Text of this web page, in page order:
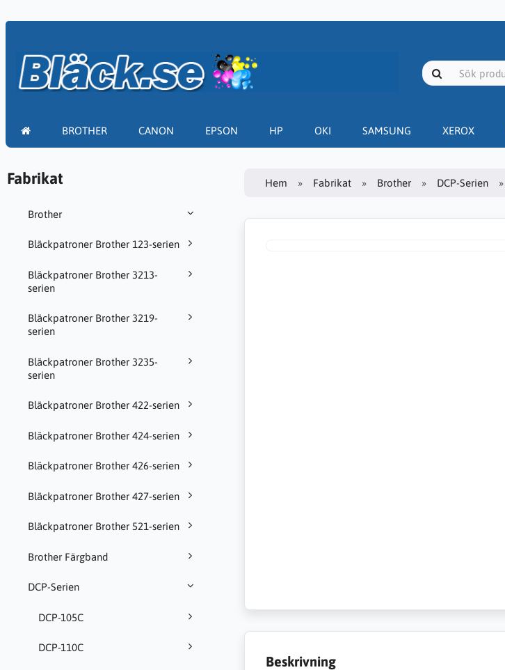
BROTHER CANON EPSON HP OKI SAMSUNG XEROX
Fabrikat
Brother
Bläckpatroner Brother 123-serien
Bläckpatroner Brother 3213-
serien
Bläckpatroner Brother 3219-
serien
Bläckpatroner Brother 3235-
serien
Bläckpatroner Brother 422-serien
Bläckpatroner Brother 424-serien
Bläckpatroner Brother 426-serien
Bläckpatroner Brother 427-serien
Bläckpatroner Brother 521-serien
Brother Färgband
DCP-Serien
DCP-105C
DCP-110C
Hem Fabrikat Brother DCP-Serien
Beskrivning